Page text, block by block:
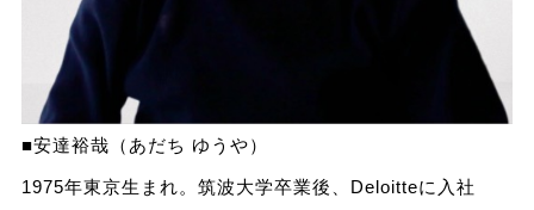
■安達裕哉（あだち ゆうや）
1975年東京生まれ。筑波大学卒業後、Deloitteに入社